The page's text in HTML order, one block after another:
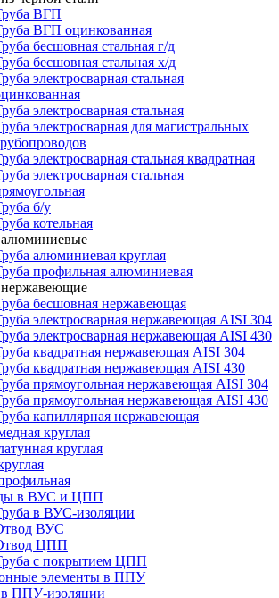
ВГП
ВГП оцинкованная
бесшовная стальная г/д
бесшовная стальная х/д
электросварная стальная
электросварная стальная
электросварная для магистральных
электросварная стальная квадратная
электросварная стальная
б/у
котельная
алюминиевая круглая
профильная алюминиевая
бесшовная нержавеющая
электросварная нержавеющая AISI 304
электросварная нержавеющая AISI 430
квадратная нержавеющая AISI 304
квадратная нержавеющая AISI 430
прямоугольная нержавеющая AISI 304
прямоугольная нержавеющая AISI 430
капиллярная нержавеющая
круглая
круглая
в ВУС и ЦПП
в ВУС-изоляции
ВУС
ЦПП
с покрытием ЦПП
элементы в ППУ
ППУ-изоляции